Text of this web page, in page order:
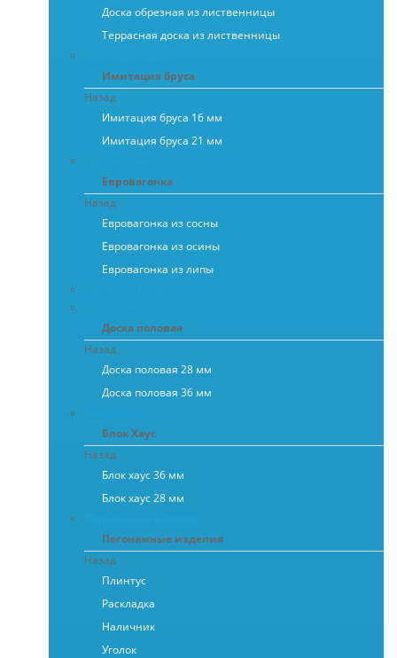
Доска обрезная из лиственницы
Террасная доска из лиственницы
Имитация бруса
Назад
Имитация бруса 16 мм
Имитация бруса 21 мм
Евровагонка
Назад
Евровагонка из сосны
Евровагонка из осины
Евровагонка из липы
Доска половая
Назад
Доска половая 28 мм
Доска половая 36 мм
Блок Хаус
Назад
Блок хаус 36 мм
Блок хаус 28 мм
Погонажные изделия
Назад
Плинтус
Раскладка
Наличник
Уголок